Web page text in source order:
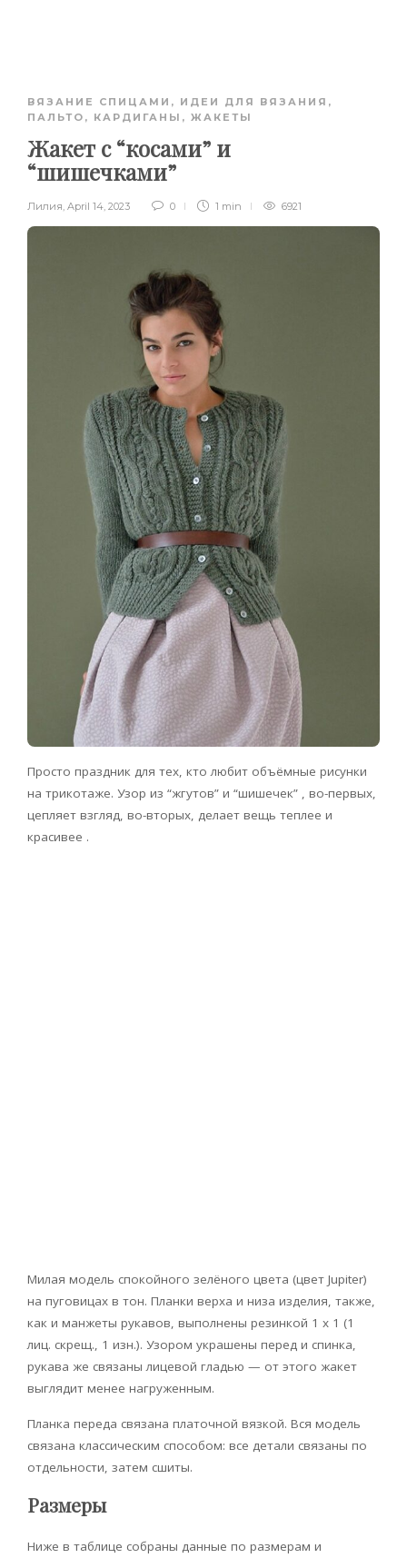
ВЯЗАНИЕ СПИЦАМИ , ИДЕИ ДЛЯ ВЯЗАНИЯ ,
ПАЛЬТО, КАРДИГАНЫ, ЖАКЕТЫ
Жакет с “косами” и
“шишечками”
Лилия, April 14, 2023 0 1 min 6921
Просто праздник для тех, кто любит объёмные рисунки
на трикотаже. Узор из “жгутов” и “шишечек” , во-первых,
цепляет взгляд, во-вторых, делает вещь теплее и
красивее .
Милая модель спокойного зелёного цвета (цвет Jupiter)
на пуговицах в тон. Планки верха и низа изделия, также,
как и манжеты рукавов, выполнены резинкой 1 х 1 (1
лиц. скрещ., 1 изн.). Узором украшены перед и спинка,
рукава же связаны лицевой гладью — от этого жакет
выглядит менее нагруженным.
Планка переда связана платочной вязкой. Вся модель
связана классическим способом: все детали связаны по
отдельности, затем сшиты.
Размеры
Ниже в таблице собраны данные по размерам и